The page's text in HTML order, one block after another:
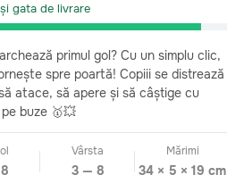
gata de livrare
primul gol? Cu un simplu clic,
spre poartă! Copiii se distrează
atace, să apere și să câștige cu
buze 🥇💥
Vârsta
3 — 8
Mărimi
34 × 5 × 19 cm